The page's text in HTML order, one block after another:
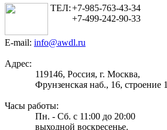
ТЕЛ:+7-985-763-43-34
+7-499-242-90-33
E-mail: info@awdl.ru
Адрес:
119146, Россия, г. Москва,
Фрунзенская наб., 16, строение 1
Часы работы:
Пн. - Сб. с 11:00 до 20:00
выходной воскресенье.